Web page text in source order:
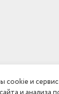
cookie и